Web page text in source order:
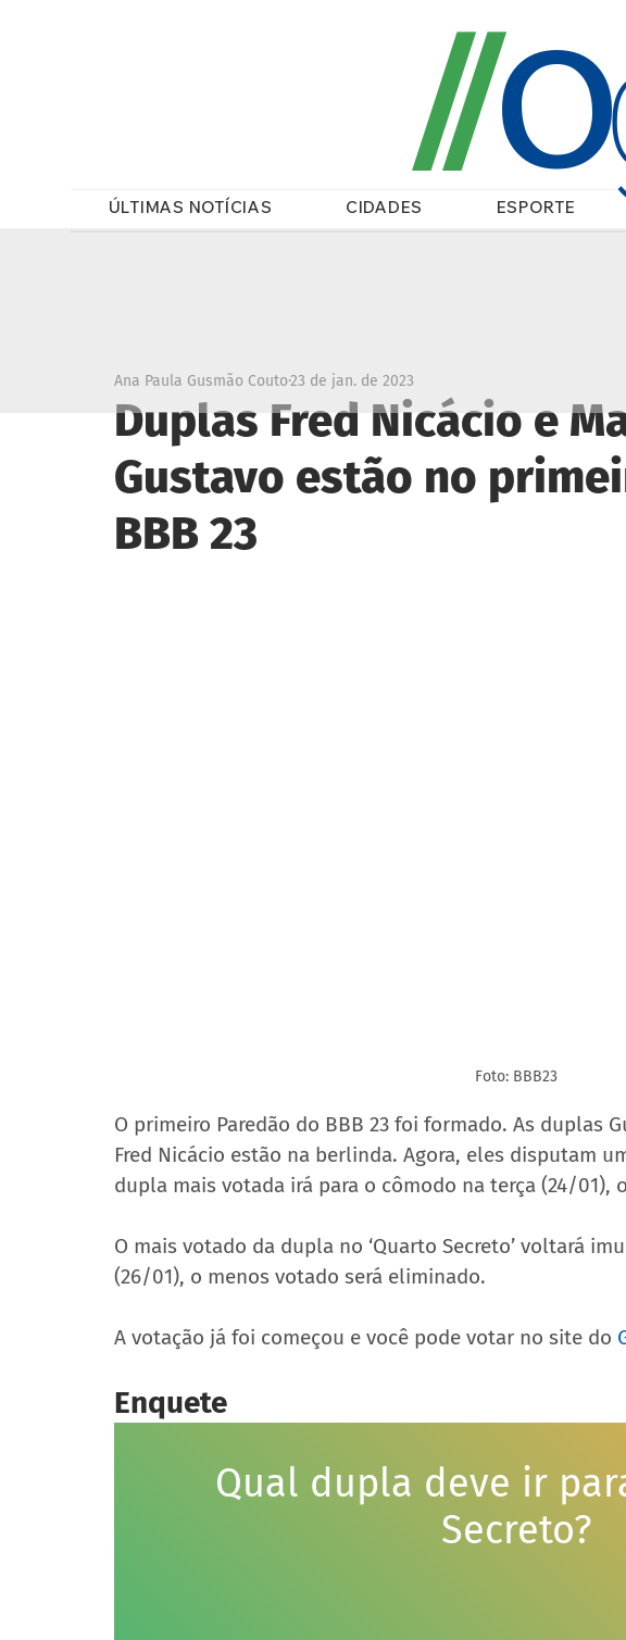
ÚLTIMAS NOTÍCIAS CIDADES ESPORTE
//O
Duplas Fred Nicácio e
Gustavo estão no
BBB 23
Ana Paula Gusmão Couto23 de jan. de 2023
Foto: BBB23
O primeiro Paredão do BBB 23 foi formado. As duplas
Fred Nicácio estão na berlinda. Agora, eles disputam
dupla mais votada irá para o cômodo na terça (24/01),
O mais votado da dupla no ‘Quarto Secreto’ voltará
(26/01), o menos votado será eliminado.
A votação já foi começou e você pode votar no site do
Enquete
Qual dupla deve ir
Secreto?